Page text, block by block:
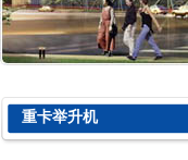
重卡举升机